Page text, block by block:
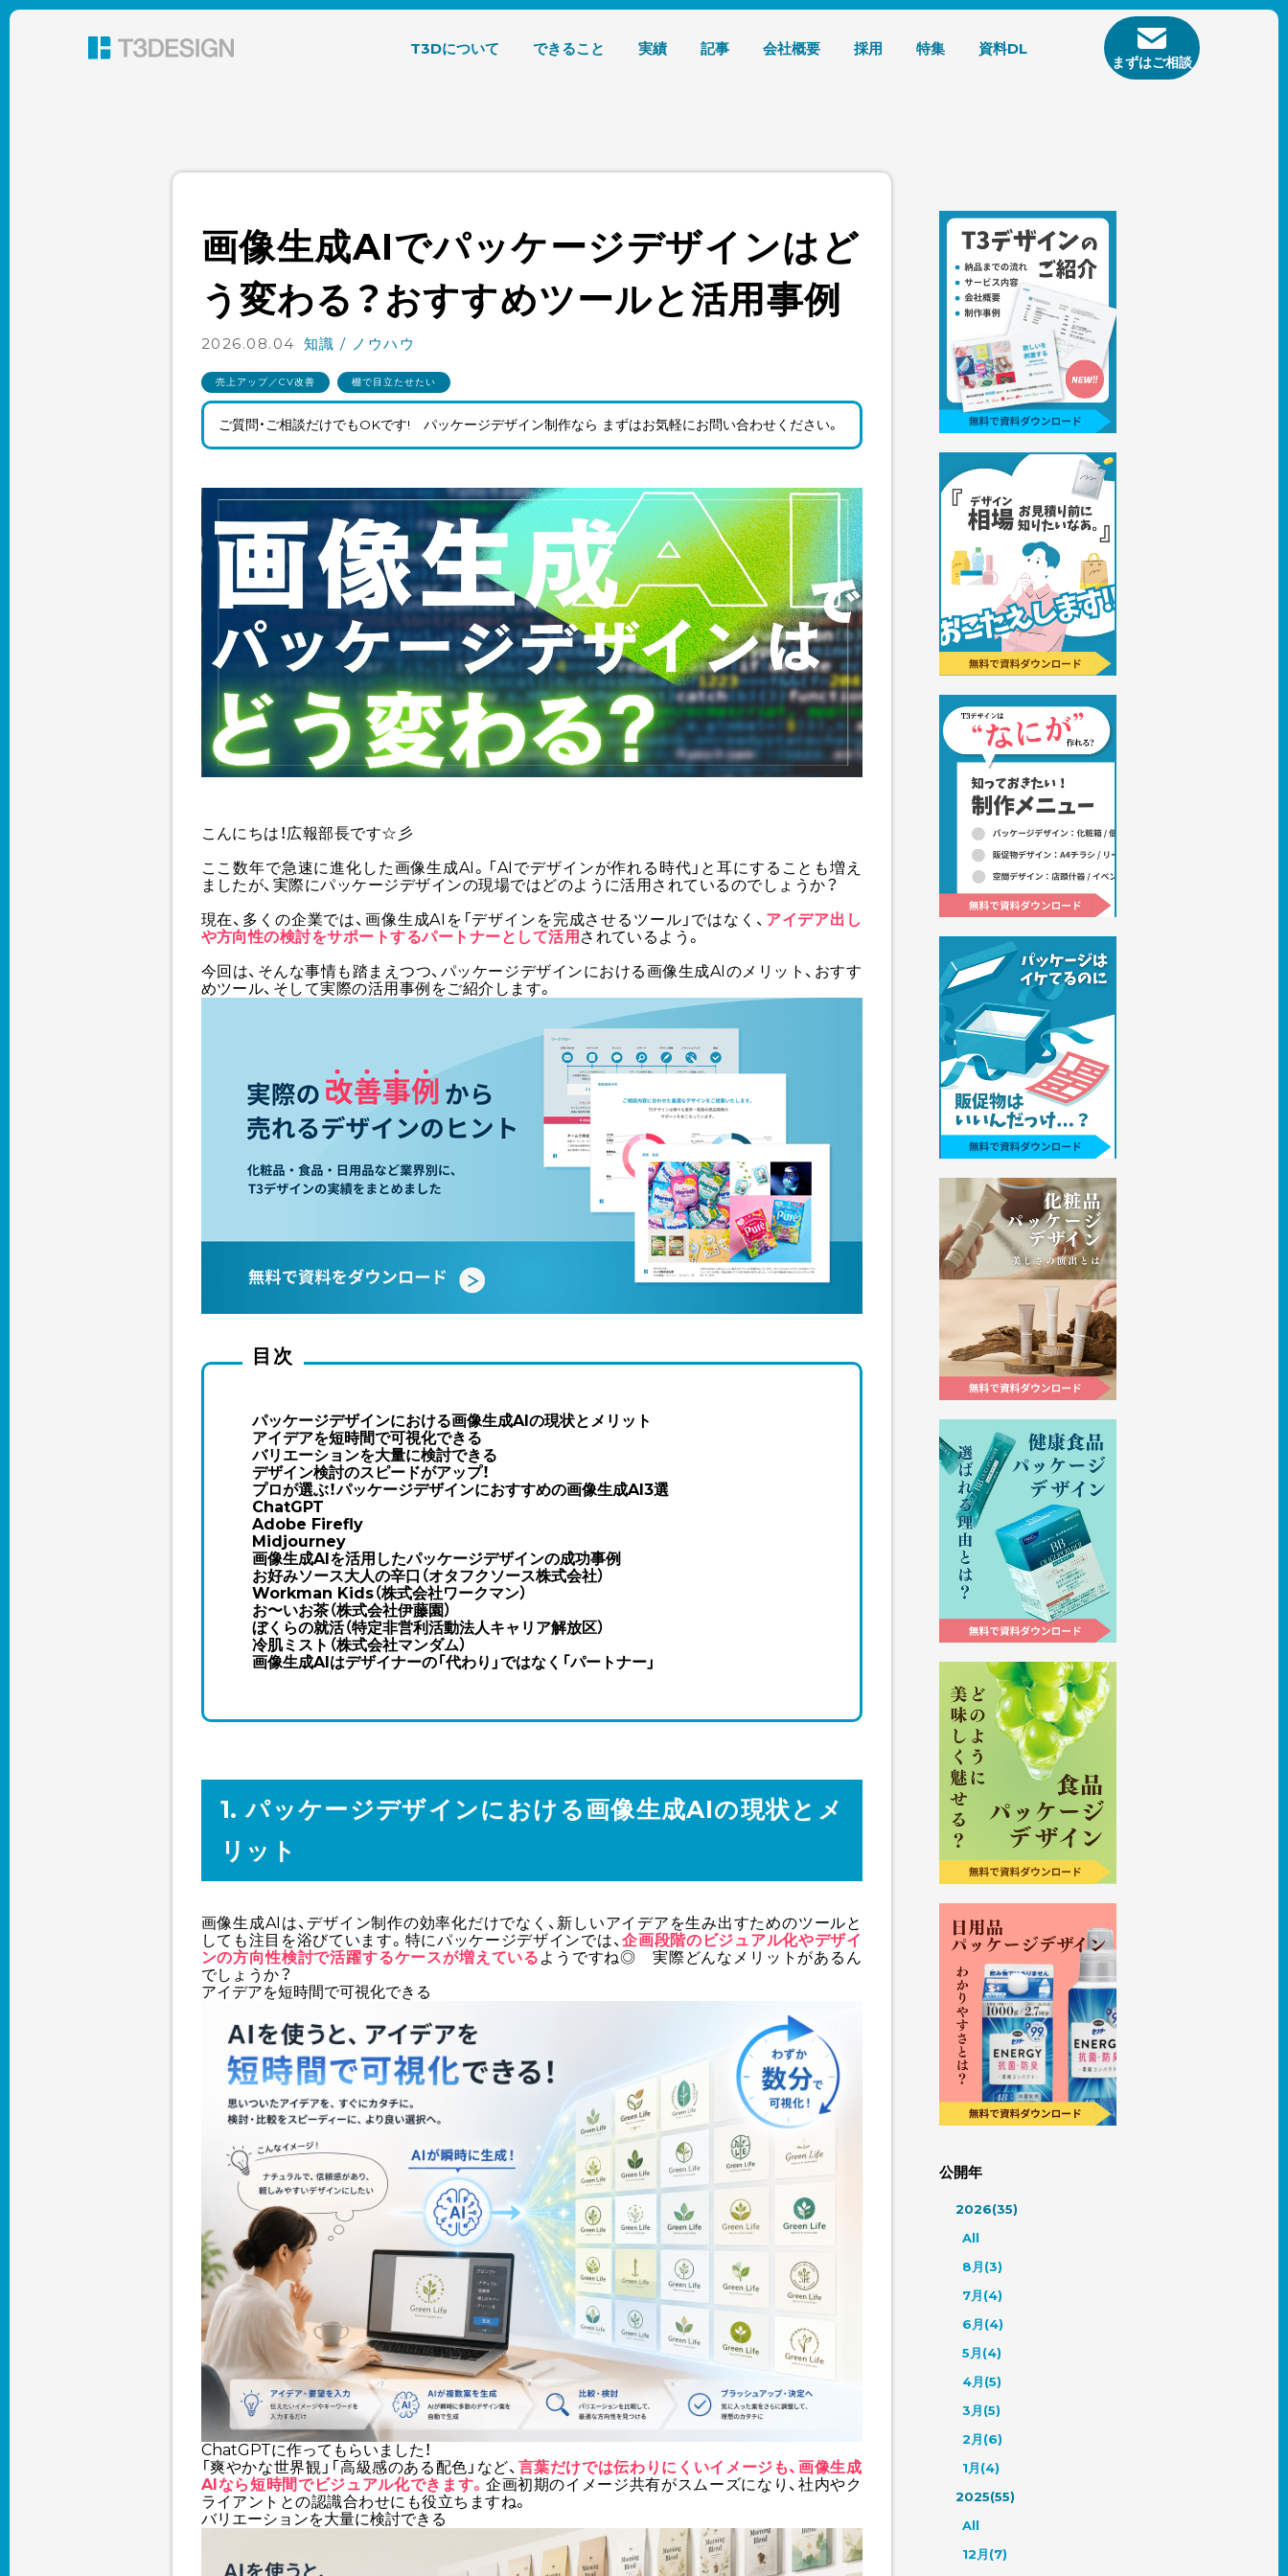
東京都渋谷のパッケージデザイン・グラフィックデザイン 株式会社T3デザイン
T3Dについて できること 実績 記事 会社概要 採用 特集 資料DL
まずはご相談
画像生成AIでパッケージデザインはど
う変わる？おすすめツールと活用事例
2026.08.04 知識 / ノウハウ
売上アップ／CV改善 棚で目立たせたい
ご質問・ご相談だけでもOKです! パッケージデザイン制作なら まずはお気軽にお問い合わせください。
こんにちは！広報部長です☆彡
ここ数年で急速に進化した画像生成AI。「AIでデザインが作れる時代」と耳にすることも増え
ましたが、実際にパッケージデザインの現場ではどのように活用されているのでしょうか？
現在、多くの企業では、画像生成AIを「デザインを完成させるツール」ではなく、 アイデア出し
や方向性の検討をサポートするパートナーとして活用 されているよう。
今回は、そんな事情も踏まえつつ、パッケージデザインにおける画像生成AIのメリット、おすす
めツール、そして実際の活用事例をご紹介します。
目次
パッケージデザインにおける画像生成AIの現状とメリット
アイデアを短時間で可視化できる
バリエーションを大量に検討できる
デザイン検討のスピードがアップ！
プロが選ぶ！パッケージデザインにおすすめの画像生成AI3選
ChatGPT
Adobe Firefly
Midjourney
画像生成AIを活用したパッケージデザインの成功事例
お好みソース大人の辛口（オタフクソース株式会社）
Workman Kids（株式会社ワークマン）
お〜いお茶（株式会社伊藤園）
ぼくらの就活（特定非営利活動法人キャリア解放区）
冷肌ミスト（株式会社マンダム）
画像生成AIはデザイナーの「代わり」ではなく「パートナー」
1. パッケージデザインにおける画像生成AIの現状とメ
リット
画像生成AIは、デザイン制作の効率化だけでなく、新しいアイデアを生み出すためのツールと
しても注目を浴びています。特にパッケージデザインでは、企画段階のビジュアル化やデザイ
ンの方向性検討で活躍するケースが増えている ようですね◎ 実際どんなメリットがあるん
でしょうか？
アイデアを短時間で可視化できる
ChatGPTに作ってもらいました！
「爽やかな世界観」「高級感のある配色」など、 言葉だけでは伝わりにくいイメージも、画像生成
AIなら短時間でビジュアル化できます。 企画初期のイメージ共有がスムーズになり、社内やク
ライアントとの認識合わせにも役立ちますね。
バリエーションを大量に検討できる
公開年
2026(35)
All
8月(3)
7月(4)
6月(4)
5月(4)
4月(5)
3月(5)
2月(6)
1月(4)
2025(55)
All
12月(7)